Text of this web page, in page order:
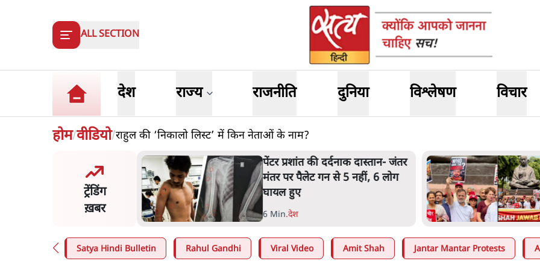
ALL SECTION
देश राज्य राजनीति दुनिया विश्लेषण विचार
होम/वीडियो/राहुल की ‘निकालो लिस्ट’ में किन नेताओं के नाम?
ट्रेंडिंग
ख़बर
की दर्दनाक दास्तान- जंतर
पैलेट गन से 5 नहीं, 6 लोग
शाह के ख़िलाफ़ संसद में विपक्ष का
मार्च, 'गृह मंत्री मुंह छुपा रहे हैं क्योंकि
वो छात्रों के गुनहगार हैं'
5 Min.देश
Satya Hindi Bulletin Rahul Gandhi Viral Video Amit Shah Jantar Mantar Protests